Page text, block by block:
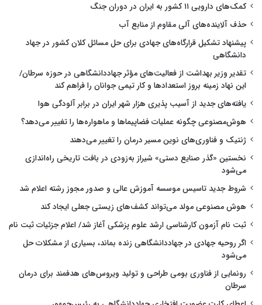
کمک‌های دارویی ۱۱ کشور به ایران در دوران جنگ
حذف آلاینده‌های آلی مقاوم از منابع آب
پیشنهاد تشکیل قرارگاه‌های جهادی برای حل مسائل کلان کشور در جهاد
دانشگاهی
تقدیر وزیر بهداشت از فعالیت‌های مؤثر جهاددانشگاهی در حوزه سرطان/
این نهاد زمینه بروز استعدادها و کار تیمی جوانان را فراهم کند
یافته‌های جدید از آسیب پذیری هزار شهر ایران در برابر آلودگی هوا
هوش‌مصنوعی چگونه عملیات فضاپیماها و ماهواره‌ها را تغییر می‌دهد؟
ژنتیک و فناوری‌های نوین مسیر درمان را تغییر می‌دهند
نخستین «گذر صنایع دستی» شیراز به‌زودی در بافت تاریخی راه‌اندازی
می‌شود
شروط جدید تاسیس موسسه آموزش عالی و صدور مجوز رشته اعلام شد
هوش مصنوعی مولد می‌تواند کشف‌های زیستی جعلی ایجاد کند
ثبت نام آزمون کارشناسی ارشد علوم پزشکی آغاز شد/ اعلام جزئیات ثبت نام
اگر روحیه جهادی در جهاددانشگاهی زنده بماند، بسیاری از مشکلات حل
می‌شود
رونمایی از فناوری بومی طراحی و تولید ویروس‌های هدفمند برای درمان
سرطان